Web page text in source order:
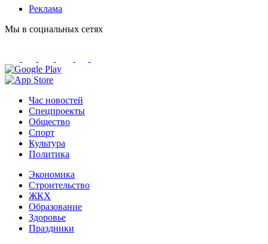
Реклама
Мы в социальных сетях
Час новостей
Спецпроекты
Общество
Спорт
Культура
Политика
Экономика
Строительство
ЖКХ
Образование
Здоровье
Праздники